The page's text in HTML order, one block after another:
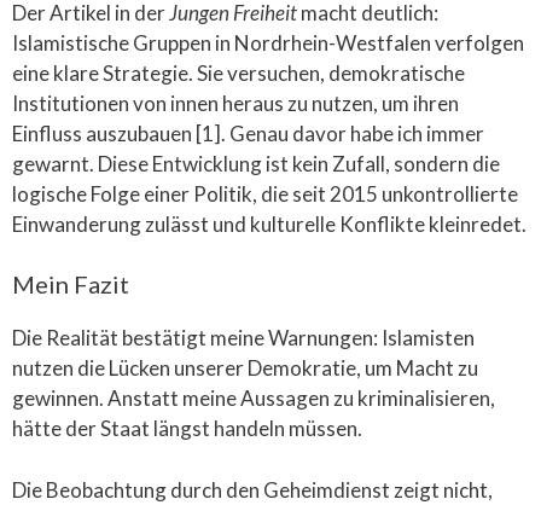
Der Artikel in derJungen Freiheitmacht deutlich:
Islamistische Gruppen in Nordrhein-Westfalen verfolgen
eine klare Strategie. Sie versuchen, demokratische
Institutionen von innen heraus zu nutzen, um ihren
Einfluss auszubauen [1]. Genau davor habe ich immer
gewarnt. Diese Entwicklung ist kein Zufall, sondern die
logische Folge einer Politik, die seit 2015 unkontrollierte
Einwanderung zulässt und kulturelle Konflikte kleinredet.
Mein Fazit
Die Realität bestätigt meine Warnungen: Islamisten
nutzen die Lücken unserer Demokratie, um Macht zu
gewinnen. Anstatt meine Aussagen zu kriminalisieren,
hätte der Staat längst handeln müssen.
Die Beobachtung durch den Geheimdienst zeigt nicht,